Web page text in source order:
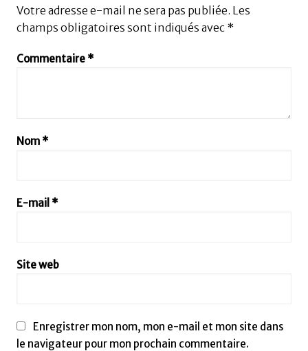
Votre adresse e-mail ne sera pas publiée. Les
champs obligatoires sont indiqués avec *
Commentaire *
Nom *
E-mail *
Site web
Enregistrer mon nom, mon e-mail et mon site dans
le navigateur pour mon prochain commentaire.